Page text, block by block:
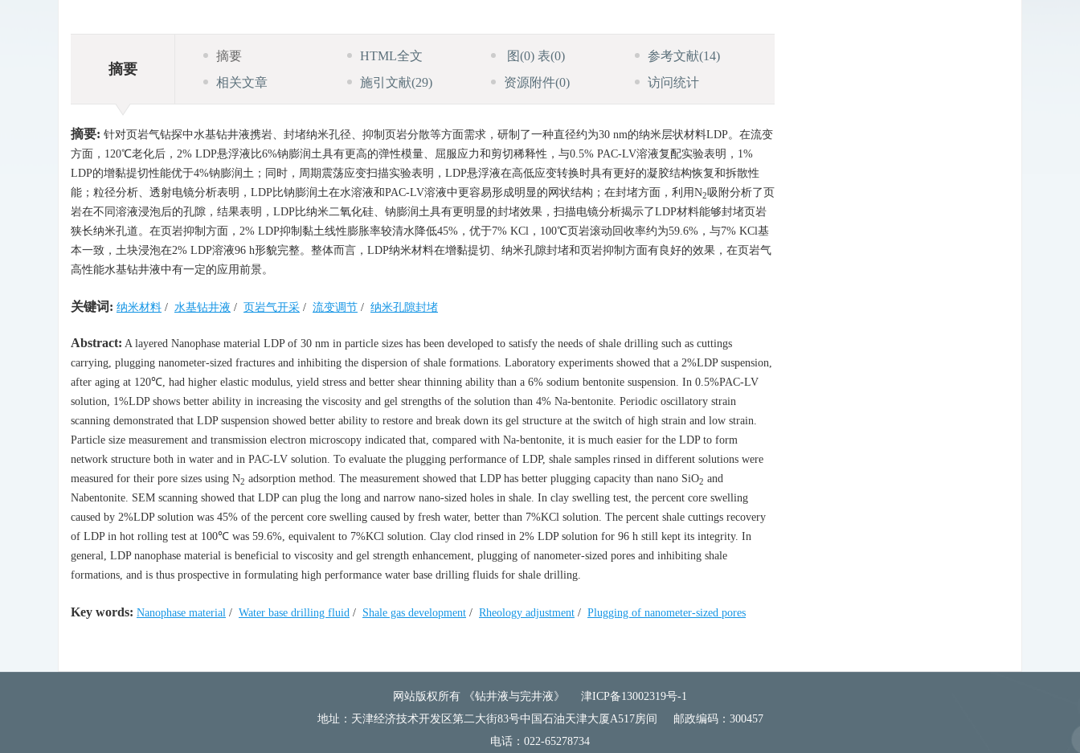
摘要
摘要 HTML全文 图(0) 表(0) 参考文献(14)
相关文章
施引文献(29) 资源附件(0) 访问统计
摘要: 针对页岩气钻探中水基钻井液携岩、封堵纳米孔径、抑制页岩分散等方面需求，研制了一种直径约为30 nm的纳米层状材料LDP。在流变
方面，120℃老化后，2% LDP悬浮液比6%钠膨润土具有更高的弹性模量、屈服应力和剪切稀释性，与0.5% PAC-LV溶液复配实验表明，1%
LDP的增黏提切性能优于4%钠膨润土；同时，周期震荡应变扫描实验表明，LDP悬浮液在高低应变转换时具有更好的凝胶结构恢复和拆散性
能；粒径分析、透射电镜分析表明，LDP比钠膨润土在水溶液和PAC-LV溶液中更容易形成明显的网状结构；在封堵方面，利用N2吸附分析了页
岩在不同溶液浸泡后的孔隙，结果表明，LDP比纳米二氧化硅、钠膨润土具有更明显的封堵效果，扫描电镜分析揭示了LDP材料能够封堵页岩
狭长纳米孔道。在页岩抑制方面，2% LDP抑制黏土线性膨胀率较清水降低45%，优于7% KCl，100℃页岩滚动回收率约为59.6%，与7% KCl基
本一致，土块浸泡在2% LDP溶液96 h形貌完整。整体而言，LDP纳米材料在增黏提切、纳米孔隙封堵和页岩抑制方面有良好的效果，在页岩气
高性能水基钻井液中有一定的应用前景。
关键词: 纳米材料 / 水基钻井液 / 页岩气开采 / 流变调节 / 纳米孔隙封堵
Abstract: A layered Nanophase material LDP of 30 nm in particle sizes has been developed to satisfy the needs of shale drilling such as cuttings
carrying, plugging nanometer-sized fractures and inhibiting the dispersion of shale formations. Laboratory experiments showed that a 2%LDP suspension,
after aging at 120℃, had higher elastic modulus, yield stress and better shear thinning ability than a 6% sodium bentonite suspension. In 0.5%PAC-LV
solution, 1%LDP shows better ability in increasing the viscosity and gel strengths of the solution than 4% Na-bentonite. Periodic oscillatory strain
scanning demonstrated that LDP suspension showed better ability to restore and break down its gel structure at the switch of high strain and low strain.
Particle size measurement and transmission electron microscopy indicated that, compared with Na-bentonite, it is much easier for the LDP to form
network structure both in water and in PAC-LV solution. To evaluate the plugging performance of LDP, shale samples rinsed in different solutions were
measured for their pore sizes using N2 adsorption method. The measurement showed that LDP has better plugging capacity than nano SiO2 and
Nabentonite. SEM scanning showed that LDP can plug the long and narrow nano-sized holes in shale. In clay swelling test, the percent core swelling
caused by 2%LDP solution was 45% of the percent core swelling caused by fresh water, better than 7%KCl solution. The percent shale cuttings recovery
of LDP in hot rolling test at 100℃ was 59.6%, equivalent to 7%KCl solution. Clay clod rinsed in 2% LDP solution for 96 h still kept its integrity. In
general, LDP nanophase material is beneficial to viscosity and gel strength enhancement, plugging of nanometer-sized pores and inhibiting shale
formations, and is thus prospective in formulating high performance water base drilling fluids for shale drilling.
Key words: Nanophase material / Water base drilling fluid / Shale gas development / Rheology adjustment / Plugging of nanometer-sized pores
网站版权所有 《钻井液与完井液》
津ICP备13002319号-1
地址：天津经济技术开发区第二大街83号中国石油天津大厦A517房间
邮政编码：300457
电话：022-65278734